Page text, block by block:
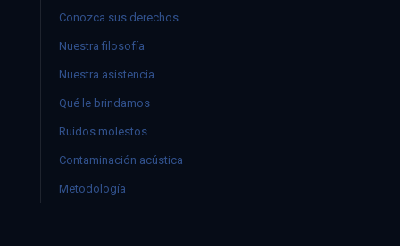
Conozca sus derechos
Nuestra filosofía
Nuestra asistencia
Qué le brindamos
Ruidos molestos
Contaminación acústica
Metodología